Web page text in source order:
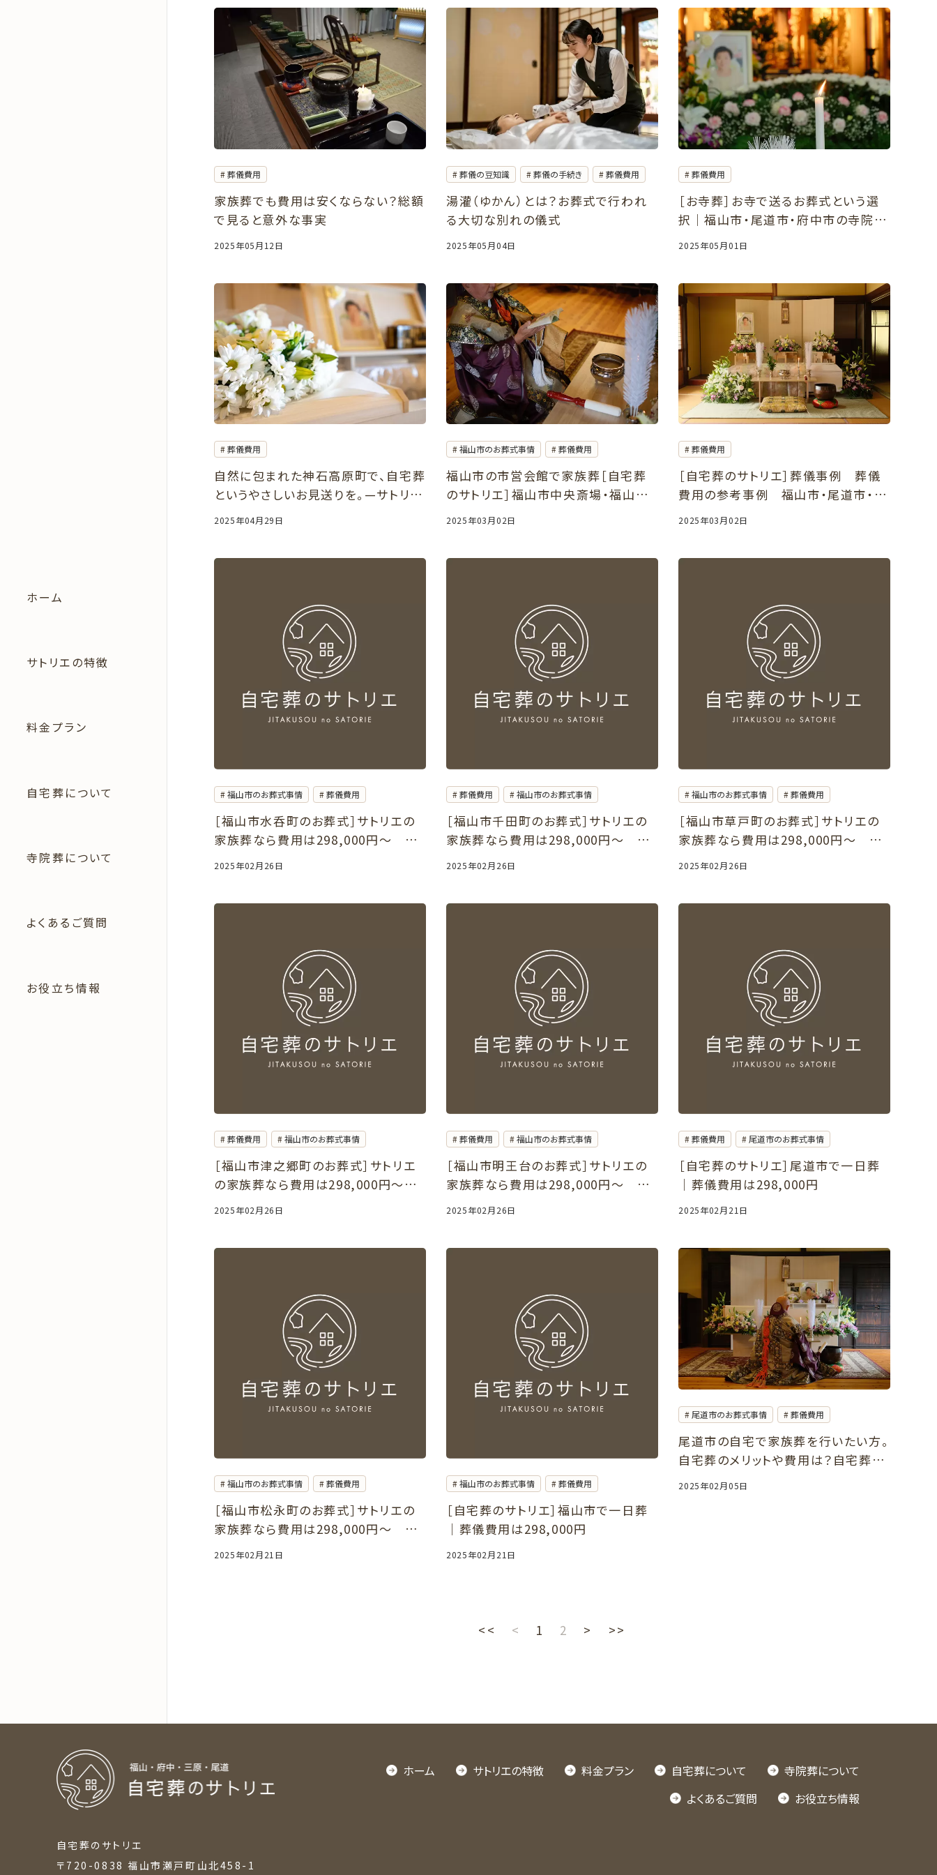
ホーム
サトリエの特徴
料金プラン
自宅葬について
寺院葬について
よくあるご質問
お役立ち情報
葬儀費用
家族葬でも費用は安くならない？総額
で見ると意外な事実
2025年05月12日
葬儀の豆知識 葬儀の手続き 葬儀費用
湯灌（ゆかん）とは？お葬式で行われ
る大切な別れの儀式
2025年05月04日
葬儀費用
［お寺葬］お寺で送るお葬式という選
択｜福山市・尾道市・府中市の寺院で
大切な家族を弔うお葬式
2025年05月01日
葬儀費用
自然に包まれた神石高原町で、自宅葬
というやさしいお見送りを。—サトリエ
のご案内—
2025年04月29日
福山市のお葬式事情 葬儀費用
福山市の市営会館で家族葬［自宅葬
のサトリエ］福山市中央斎場・福山市
西部斎場
2025年03月02日
葬儀費用
［自宅葬のサトリエ］葬儀事例 葬儀
費用の参考事例 福山市・尾道市・府
中市・三原市・世羅町・神石高原町
2025年03月02日
福山市のお葬式事情 葬儀費用
［福山市水呑町のお葬式］サトリエの
家族葬なら費用は298,000円～ ご
自宅や葬儀会館でも可能
2025年02月26日
葬儀費用 福山市のお葬式事情
［福山市千田町のお葬式］サトリエの
家族葬なら費用は298,000円～ ご
自宅や葬儀会館でも可能
2025年02月26日
福山市のお葬式事情 葬儀費用
［福山市草戸町のお葬式］サトリエの
家族葬なら費用は298,000円～ ご
自宅や葬儀会館でも可能
2025年02月26日
葬儀費用 福山市のお葬式事情
［福山市津之郷町のお葬式］サトリエ
の家族葬なら費用は298,000円～
ご自宅や葬儀会館でも可能
2025年02月26日
葬儀費用 福山市のお葬式事情
［福山市明王台のお葬式］サトリエの
家族葬なら費用は298,000円～ ご
自宅や葬儀会館でも可能
2025年02月26日
葬儀費用 尾道市のお葬式事情
［自宅葬のサトリエ］尾道市で一日葬
｜葬儀費用は298,000円
2025年02月21日
福山市のお葬式事情 葬儀費用
［福山市松永町のお葬式］サトリエの
家族葬なら費用は298,000円～ ご
自宅や葬儀会館でも可能
2025年02月21日
福山市のお葬式事情 葬儀費用
［自宅葬のサトリエ］福山市で一日葬
｜葬儀費用は298,000円
2025年02月21日
尾道市のお葬式事情 葬儀費用
尾道市の自宅で家族葬を行いたい方。
自宅葬のメリットや費用は？自宅葬の
注意点もご案内
2025年02月05日
<< < 1 2 > >>
自宅葬のサトリエ
〒720-0838 福山市瀬戸町山北458-1
ホーム サトリエの特徴 料金プラン 自宅葬について
寺院葬について
よくあるご質問
お役立ち情報